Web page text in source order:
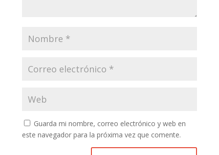
Guarda mi nombre, correo electrónico y web en
este navegador para la próxima vez que comente.